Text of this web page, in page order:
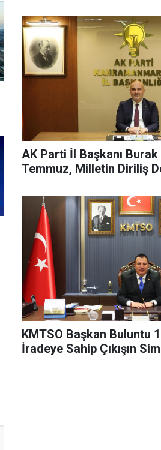
AK Parti İl Başkanı Burak
Temmuz, Milletin Diriliş
KMTSO Başkan Buluntu
İradeye Sahip Çıkışın